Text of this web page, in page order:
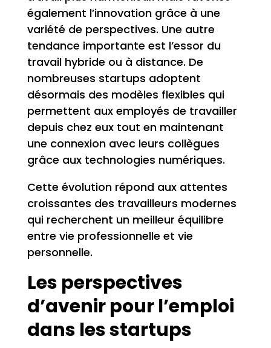
également l’innovation grâce à une
variété de perspectives. Une autre
tendance importante est l’essor du
travail hybride ou à distance. De
nombreuses startups adoptent
désormais des modèles flexibles qui
permettent aux employés de travailler
depuis chez eux tout en maintenant
une connexion avec leurs collègues
grâce aux technologies numériques.
Cette évolution répond aux attentes
croissantes des travailleurs modernes
qui recherchent un meilleur équilibre
entre vie professionnelle et vie
personnelle.
Les perspectives
d’avenir pour l’emploi
dans les startups